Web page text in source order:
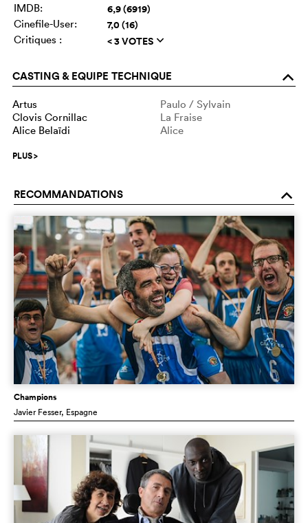
IMDB:
6,9 (6919)
Cinefile-User: 7,0 (16)
Critiques : < 3 VOTES q
CASTING & EQUIPE TECHNIQUE o
Artus
Paulo / Sylvain
Clovis Cornillac
La Fraise
Alice Belaïdi
Alice
PLUS>
RECOMMANDATIONS o
Champions
Javier Fesser, Espagne